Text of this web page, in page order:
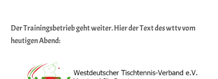
Der Trainingsbetrieb geht weiter. Hier der Text des wttv vom
heutigen Abend: